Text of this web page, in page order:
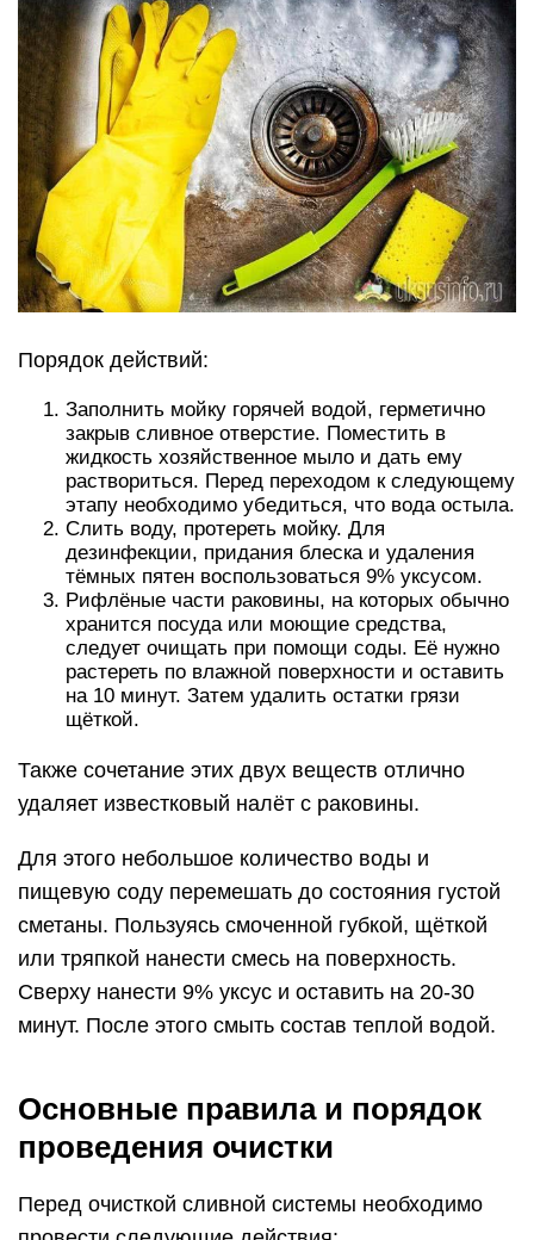
Порядок действий:
Заполнить мойку горячей водой, герметично
закрыв сливное отверстие. Поместить в
жидкость хозяйственное мыло и дать ему
раствориться. Перед переходом к следующему
этапу необходимо убедиться, что вода остыла.
Слить воду, протереть мойку. Для
дезинфекции, придания блеска и удаления
тёмных пятен воспользоваться 9% уксусом.
Рифлёные части раковины, на которых обычно
хранится посуда или моющие средства,
следует очищать при помощи соды. Её нужно
растереть по влажной поверхности и оставить
на 10 минут. Затем удалить остатки грязи
щёткой.
Также сочетание этих двух веществ отлично
удаляет известковый налёт с раковины.
Для этого небольшое количество воды и
пищевую соду перемешать до состояния густой
сметаны. Пользуясь смоченной губкой, щёткой
или тряпкой нанести смесь на поверхность.
Сверху нанести 9% уксус и оставить на 20-30
минут. После этого смыть состав теплой водой.
Основные правила и порядок
проведения очистки
Перед очисткой сливной системы необходимо